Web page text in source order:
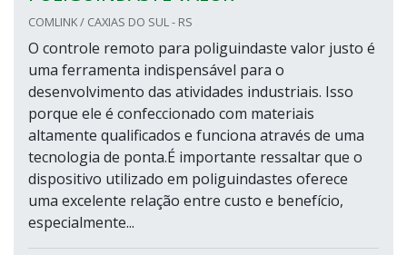
COMLINK / CAXIAS DO SUL - RS
O controle remoto para poliguindaste valor justo é
uma ferramenta indispensável para o
desenvolvimento das atividades industriais. Isso
porque ele é confeccionado com materiais
altamente qualificados e funciona através de uma
tecnologia de ponta.É importante ressaltar que o
dispositivo utilizado em poliguindastes oferece
uma excelente relação entre custo e benefício,
especialmente...